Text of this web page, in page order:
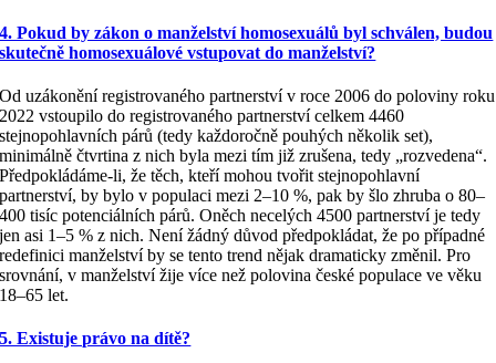
4. Pokud by zákon o manželství homosexuálů byl schválen, budou
skutečně homosexuálové vstupovat do manželství?
Od uzákonění registrovaného partnerství v roce 2006 do poloviny roku
2022 vstoupilo do registrovaného partnerství celkem 4460
stejnopohlavních párů (tedy každoročně pouhých několik set),
minimálně čtvrtina z nich byla mezi tím již zrušena, tedy „rozvedena“.
Předpokládáme-li, že těch, kteří mohou tvořit stejnopohlavní
partnerství, by bylo v populaci mezi 2–10 %, pak by šlo zhruba o 80–
400 tisíc potenciálních párů. Oněch necelých 4500 partnerství je tedy
jen asi 1–5 % z nich. Není žádný důvod předpokládat, že po případné
redefinici manželství by se tento trend nějak dramaticky změnil. Pro
srovnání, v manželství žije více než polovina české populace ve věku
18–65 let.
5. Existuje právo na dítě?